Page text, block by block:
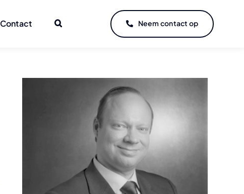
Contact Neem contact op